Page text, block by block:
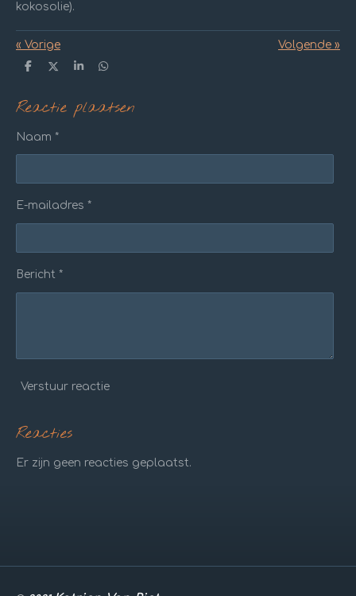
kokosolie).
« Vorige Volgende »
D
e
n
D
l
S
r
e
D
e
n
Reactie plaatsen
Naam *
E-mailadres *
Bericht *
Verstuur reactie
Reacties
Er zijn geen reacties geplaatst.